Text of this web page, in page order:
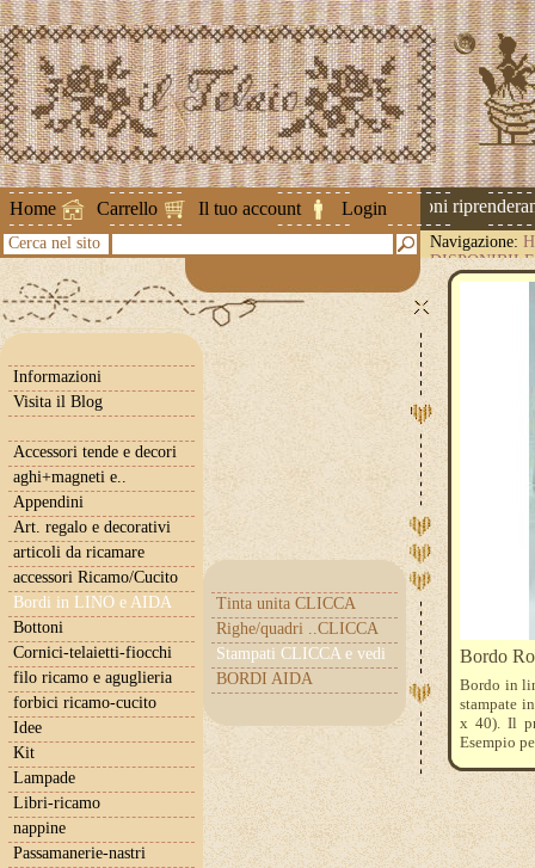
Home Carrello Il tuo account Login
Attenzione ! Le spedizioni
Cerca nel sito Navigazione:
DISPONIBILE
Informazioni
Visita il Blog
Accessori tende e decori
aghi+magneti e..
Appendini
Art. regalo e decorativi
articoli da ricamare
accessori Ricamo/Cucito
Bordi in LINO e AIDA
Tinta unita CLICCA
Righe/quadri ..CLICCA
Stampati CLICCA e vedi
BORDI AIDA
Bottoni
Cornici-telaietti-fiocchi
filo ricamo e aguglieria
forbici ricamo-cucito
Idee
Kit
Lampade
Libri-ricamo
nappine
Passamanerie-nastri
Bordo
Bordo in
stampate
x 40). Il
Esempio